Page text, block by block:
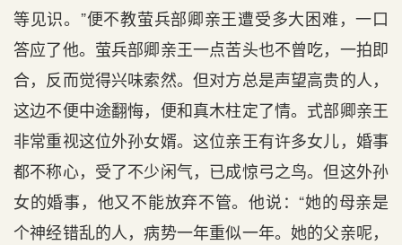
等见识。”便不教萤兵部卿亲王遭受多大困难，一口
答应了他。萤兵部卿亲王一点苦头也不曾吃，一拍即
合，反而觉得兴味索然。但对方总是声望高贵的人，
这边不便中途翻悔，便和真木柱定了情。式部卿亲王
非常重视这位外孙女婿。这位亲王有许多女儿，婚事
都不称心，受了不少闲气，已成惊弓之鸟。但这外孙
女的婚事，他又不能放弃不管。他说：“她的母亲是
个神经错乱的人，病势一年重似一年。她的父亲呢，